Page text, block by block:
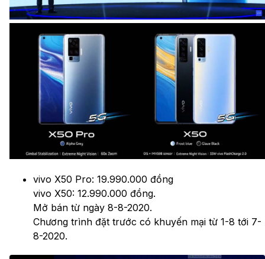
vivo X50 Pro: 19.990.000 đồng
vivo X50: 12.990.000 đồng.
Mở bán từ ngày 8-8-2020.
Chương trình đặt trước có khuyến mại từ 1-8 tới 7-
8-2020.